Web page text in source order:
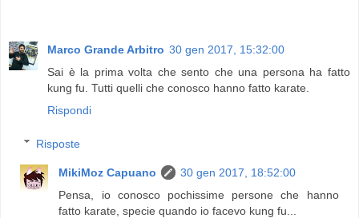
Marco Grande Arbitro 30 gen 2017, 15:32:00
Sai è la prima volta che sento che una persona ha fatto
kung fu. Tutti quelli che conosco hanno fatto karate.
Rispondi
Risposte
MikiMoz Capuano
30 gen 2017, 18:52:00
Pensa, io conosco pochissime persone che hanno
fatto karate, specie quando io facevo kung fu...